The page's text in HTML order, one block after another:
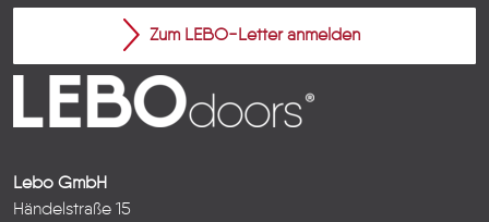
Zum LEBO-Letter anmelden
Lebo GmbH
Händelstraße 15